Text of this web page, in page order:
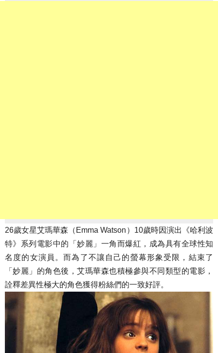
26歲女星艾瑪華森（Emma Watson）10歲時因演出《哈利波
特》系列電影中的「妙麗」一角而爆紅，成為具有全球性知
名度的女演員。而為了不讓自己的螢幕形象受限，結束了
「妙麗」的角色後，艾瑪華森也積極參與不同類型的電影，
詮釋差異性極大的角色獲得粉絲們的一致好評。